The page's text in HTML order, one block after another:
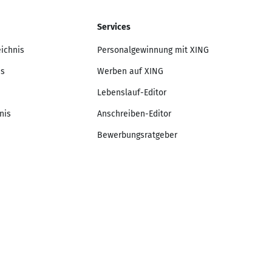
Services
Personalgewinnung mit XING
Werben auf XING
Lebenslauf-Editor
Anschreiben-Editor
Bewerbungsratgeber